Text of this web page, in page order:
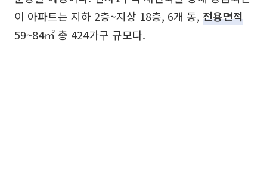
이 아파트는 지하 2층~지상 18층, 6개 동, 전용면적
59~84㎡ 총 424가구 규모다.